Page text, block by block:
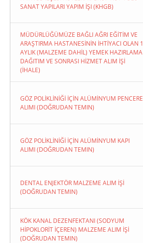
SANAT YAPILARI YAPIM İŞI (KHGB)
MÜDÜRLÜĞÜMÜZE BAĞLI AĞRI EĞİTİM VE
ARAŞTIRMA HASTANESİNİN İHTİYACI OLAN 1
AYLIK (MALZEME DAHİL) YEMEK HAZIRLAMA
DAĞITIM VE SONRASI HİZMET ALIM İŞİ
(İHALE)
GÖZ POLİKLİNİĞİ İÇİN ALÜMİNYUM PENCERE
ALIMI (DOĞRUDAN TEMIN)
GÖZ POLİKLİNİĞİ İÇİN ALÜMİNYUM KAPI
ALIMI (DOĞRUDAN TEMIN)
DENTAL ENJEKTÖR MALZEME ALIM İŞİ
(DOĞRUDAN TEMIN)
KÖK KANAL DEZENFEKTANI (SODYUM
HİPOKLORİT İÇEREN) MALZEME ALIM İŞİ
(DOĞRUDAN TEMIN)